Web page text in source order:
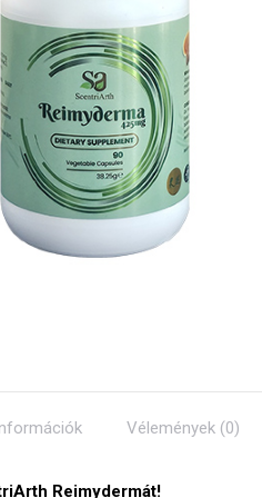
Vélemények (0)
Reimydermát!